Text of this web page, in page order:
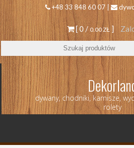
+48 33 848 60 07 |
[ 0 /0.00 ZŁ ]
dywany, chodniki, karnisze,
rolety